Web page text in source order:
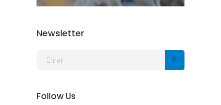
Newsletter
Follow Us